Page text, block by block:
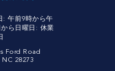
: 午前9時から午
ら日曜日: 休業
Ford Road
28273